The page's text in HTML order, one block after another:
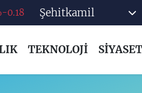
0.18
Şehitkamil
TEKNOLOJİ SİYASET